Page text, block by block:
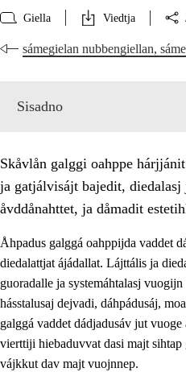
Giella Viedtja
sámegielan nubbengiellan,
Sisadno
1. Åhpadusá árvvovuodo
1.1 Almasjárvvo
Skåvlån galggi oahppe
ja gatjálvisájt bajedit,
åvddånahttet, ja dåmadit
Åhpadus galggá oahppijda vaddet
diedalattjat ájádallat. Lájttális ja
guoradalle ja systemáhtalasj
hásstalusaj dejvadi, dáhpádusáj,
galggá vaddet dádjadusáv jut
vierttiji hiebaduvvat dasi majt
vájkkut dav majt vuojnnep.